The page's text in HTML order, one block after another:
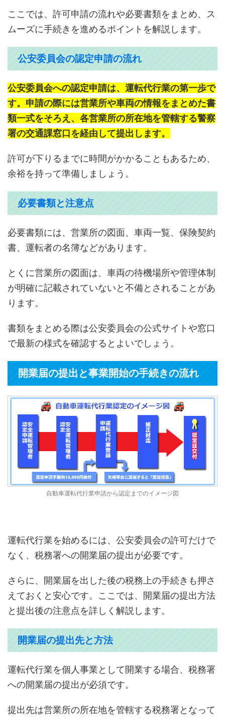
ここでは、許可申請の流れや必要書類をまとめ、ス
ムーズに手続きを進めるポイントを解説します。
公安委員会の認定申請の流れ
公安委員会への認定申請は、運転代行業の第一歩で
す。申請の際には営業所や車両の情報をまとめた書
類一式をそろえ、各営業所の所在地を管轄する警察
署の交通課窓口を経由して提出します。
許可が下りるまでに時間がかかることもあるため、
余裕を持って準備しましょう。
必要書類と注意点
必要書類には、営業所の図面、車両一覧、保険契約
書、運転者の名簿などがあります。
とくに営業所の図面は、車両の待機場所や管理体制
が明確に記載されていないと不備とされることがあ
ります。
書類をまとめる際は公安委員会の公式サイトや窓口
で最新の様式を確認するとよいでしょう。
開業届の提出と事業開始の手続きの流れ
自動車運転代行業申請から認定までのイメージ図
運転代行業を始めるには、公安委員会の許可だけで
なく、税務署への開業届の提出が必要です。
さらに、開業届を出した後の税務上の手続きも押さ
えておくと安心です。ここでは、開業届の提出方法
と提出後の注意点を詳しく解説します。
開業届の提出先と方法
運転代行業を個人事業として開業する場合、税務署
への開業届の提出が必須です。
提出先は営業所の所在地を管轄する税務署となって